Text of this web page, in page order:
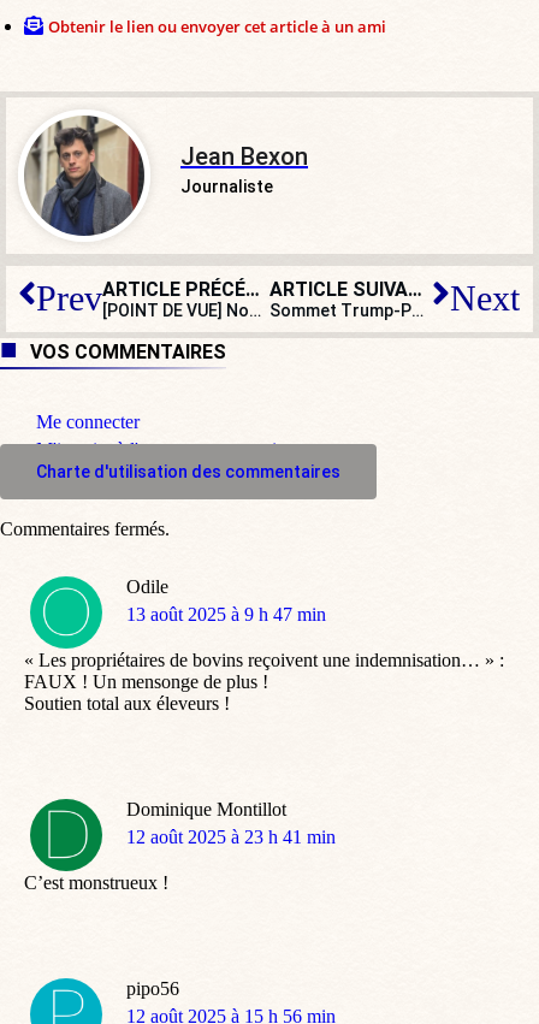
Obtenir le lien ou envoyer cet article à un ami
Jean Bexon
Journaliste
Prev ARTICLE PRÉCÉDENT
[POINT DE VUE] Nouvelle-Calédonie : l’échec de la méthode Valls-Macron
ARTICLE SUIVANT
Sommet Trump-Poutine sur l’Ukraine : Macron et von der Leyen mis de côté Next
VOS COMMENTAIRES
Me connecter
M'inscrire à l'espace commentaire
Charte d'utilisation des commentaires
Odile
dit
13 août 2025 à 9 h 47 min
« Les propriétaires de bovins reçoivent une indemnisation… » :
FAUX ! Un mensonge de plus !
Soutien total aux éleveurs !
Dominique Montillot
dit
12 août 2025 à 23 h 41 min
C’est monstrueux !
pipo56
dit
12 août 2025 à 15 h 56 min
Commentaires fermés.